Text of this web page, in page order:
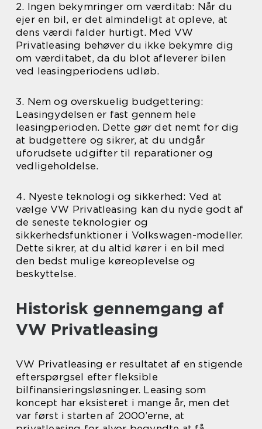
2. Ingen bekymringer om værditab: Når du
ejer en bil, er det almindeligt at opleve, at
dens værdi falder hurtigt. Med VW
Privatleasing behøver du ikke bekymre dig
om værditabet, da du blot afleverer bilen
ved leasingperiodens udløb.
3. Nem og overskuelig budgettering:
Leasingydelsen er fast gennem hele
leasingperioden. Dette gør det nemt for dig
at budgettere og sikrer, at du undgår
uforudsete udgifter til reparationer og
vedligeholdelse.
4. Nyeste teknologi og sikkerhed: Ved at
vælge VW Privatleasing kan du nyde godt af
de seneste teknologier og
sikkerhedsfunktioner i Volkswagen-modeller.
Dette sikrer, at du altid kører i en bil med
den bedst mulige køreoplevelse og
beskyttelse.
Historisk gennemgang af
VW Privatleasing
VW Privatleasing er resultatet af en stigende
efterspørgsel efter fleksible
bilfinansieringsløsninger. Leasing som
koncept har eksisteret i mange år, men det
var først i starten af 2000’erne, at